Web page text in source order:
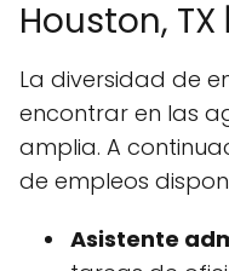
Houston, TX
La diversidad de
encontrar en las
amplia. A
de empleos
Asistente